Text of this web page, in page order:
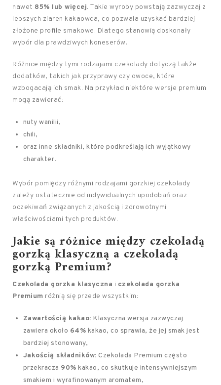
nawet 85% lub więcej. Takie wyroby powstają zazwyczaj z
lepszych ziaren kakaowca, co pozwala uzyskać bardziej
złożone profile smakowe. Dlatego stanowią doskonały
wybór dla prawdziwych koneserów.
Różnice między tymi rodzajami czekolady dotyczą także
dodatków, takich jak przyprawy czy owoce, które
wzbogacają ich smak. Na przykład niektóre wersje premium
mogą zawierać:
nuty wanilii,
chili,
oraz inne składniki, które podkreślają ich wyjątkowy
charakter.
Wybór pomiędzy różnymi rodzajami gorzkiej czekolady
zależy ostatecznie od indywidualnych upodobań oraz
oczekiwań związanych z jakością i zdrowotnymi
właściwościami tych produktów.
Jakie są różnice między czekoladą
gorzką klasyczną a czekoladą
gorzką Premium?
Czekolada gorzka klasyczna i czekolada gorzka
Premium różnią się przede wszystkim:
Zawartością kakao: Klasyczna wersja zazwyczaj
zawiera około 64% kakao, co sprawia, że jej smak jest
bardziej stonowany,
Jakością składników: Czekolada Premium często
przekracza 90% kakao, co skutkuje intensywniejszym
smakiem i wyrafinowanym aromatem,